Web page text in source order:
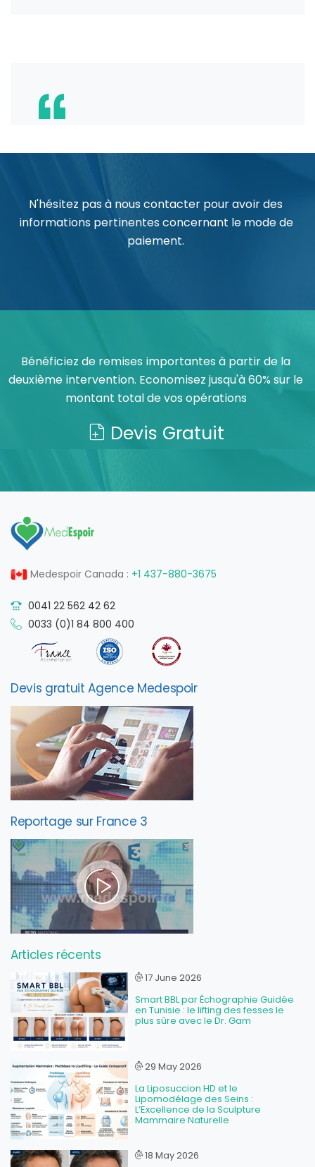
N'hésitez pas à nous contacter pour avoir des
informations pertinentes concernant le mode de
paiement.
Bénéficiez de remises importantes à partir de la
deuxième intervention. Economisez jusqu'à 60% sur le
montant total de vos opérations
Devis Gratuit
Medespoir Canada : +1 437-880-3675
0041 22 562 42 62
0033 (0)1 84 800 400
Devis gratuit Agence Medespoir
Reportage sur France 3
Articles récents
17 June 2026
Smart BBL par Échographie Guidée
en Tunisie : le lifting des fesses le
plus sûre avec le Dr. Gam
29 May 2026
La Liposuccion HD et le
Lipomodélage des Seins :
L’Excellence de la Sculpture
Mammaire Naturelle
18 May 2026